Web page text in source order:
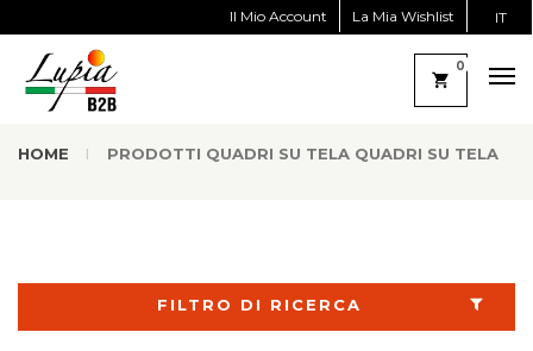
IT
Il Mio Account La Mia Wishlist
0
HOME PRODOTTI QUADRI SU TELA QUADRI SU TELA
FILTRO DI RICERCA